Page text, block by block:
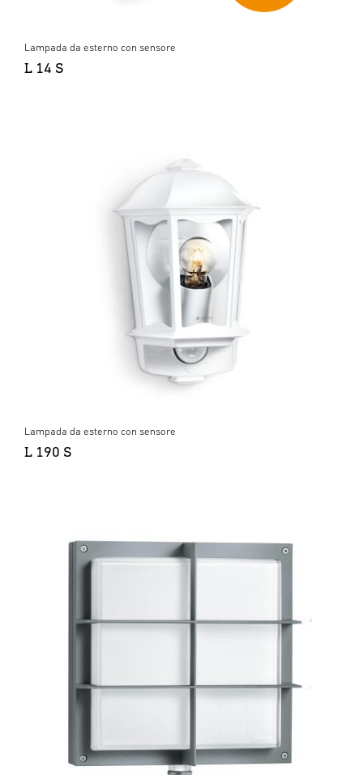
Lampada da esterno con sensore
L 14 S
Lampada da esterno con sensore
L 190 S